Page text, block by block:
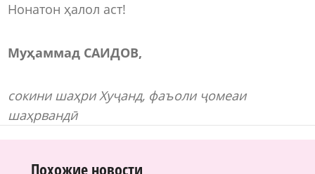
Нонатон ҳалол аст!
Муҳаммад САИДОВ,
сокини шаҳри Хуҷанд,фаъоли ҷомеаи
шаҳрвандӣ
Похожие новости